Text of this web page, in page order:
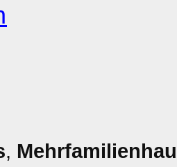
,